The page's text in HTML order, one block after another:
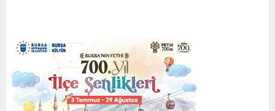
Katılım ve Tepkiler